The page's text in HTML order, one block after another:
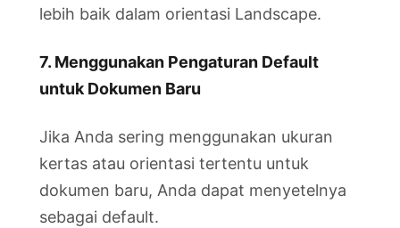
lebih baik dalam orientasi Landscape.
7. Menggunakan Pengaturan Default
untuk Dokumen Baru
Jika Anda sering menggunakan ukuran
kertas atau orientasi tertentu untuk
dokumen baru, Anda dapat menyetelnya
sebagai default.